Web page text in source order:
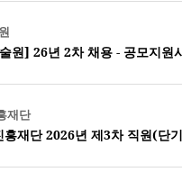
원] 26년 2차 채용 - 공모지원
재단
재단 2026년 제3차 직원(단